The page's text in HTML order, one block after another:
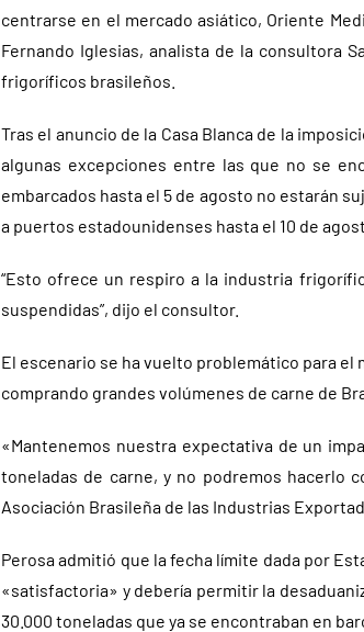
centrarse en el mercado asiático, Oriente
Fernando Iglesias, analista de la consultora
frigoríficos brasileños.
Tras el anuncio de la Casa Blanca de la
algunas excepciones entre las que no se
embarcados hasta el 5 de agosto no estarán
a puertos estadounidenses hasta el 10 de
“Esto ofrece un respiro a la industria
suspendidas”, dijo el consultor.
El escenario se ha vuelto problemático para el
comprando grandes volúmenes de carne de
«Mantenemos nuestra expectativa de un
toneladas de carne, y no podremos hacerlo
Asociación Brasileña de las Industrias
Perosa admitió que la fecha límite dada por
«satisfactoria» y debería permitir la
30.000 toneladas que ya se encontraban en